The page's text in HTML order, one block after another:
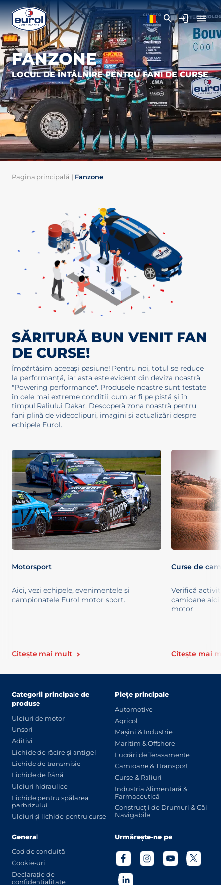
FANZONE
LOCUL DE ÎNTÂLNIRE PENTRU FANI DE CURSE
Pagina principală | Fanzone
SĂRITURĂ BUN VENIT FAN
DE CURSE!
Împărtășim aceeași pasiune! Pentru noi, totul se reduce
la performanță, iar asta este evident din deviza noastră
"Powering performance". Produsele noastre sunt testate
în cele mai extreme condiții, cum ar fi pe pistă și în
timpul Raliului Dakar. Descoperă zona noastră pentru
fani plină de videoclipuri, imagini și actualizări despre
echipele Eurol.
Motorsport
Aici, vezi echipele, evenimentele și
campionatele Eurol motor sport.
Citește mai mult
Curse de
Verifică
camioane
motor
Citește mai
Categorii principale de
produse
Uleiuri de motor
Unsori
Aditivi
Lichide de răcire și antigel
Lichide de transmisie
Lichide de frână
Uleiuri hidraulice
Lichide pentru spălarea
parbrizului
Uleiuri și lichide pentru curse
Piețe principale
Automotive
Agricol
Mașini & Industrie
Maritim & Offshore
Lucrări de Terasamente
Camioane & Ttransport
Curse & Raliuri
Industria Alimentară &
Farmaceutică
Construcții de Drumuri & Căi
Navigabile
General
Cod de conduită
Cookie-uri
Declarație de
confidențialitate
Urmărește-ne pe